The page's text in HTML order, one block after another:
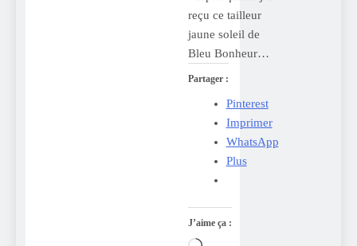
reçu ce tailleur
jaune soleil de
Bleu Bonheur…
Partager :
Pinterest
Imprimer
WhatsApp
Plus
J’aime ça :